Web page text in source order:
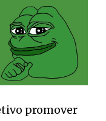
promover